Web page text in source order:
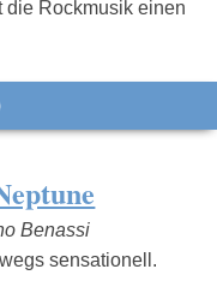
die Rockmusik einen
Benassi
sensationell.